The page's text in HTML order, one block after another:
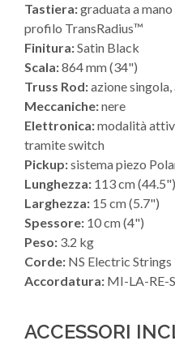
Tastiera:graduata a
profilo TransRadius™
Finitura:Satin Black
Scala:864 mm (34")
Truss Rod:azione
Meccaniche:nere
Elettronica:modalità
tramite switch
Pickup:sistema piezo
Lunghezza: 113 cm (44.5")
Larghezza: 15 cm (5.7")
Spessore: 10 cm (4")
Peso: 3.2 kg
Corde: NS Electric
Accordatura: MI-LA-RE-
ACCESSORI